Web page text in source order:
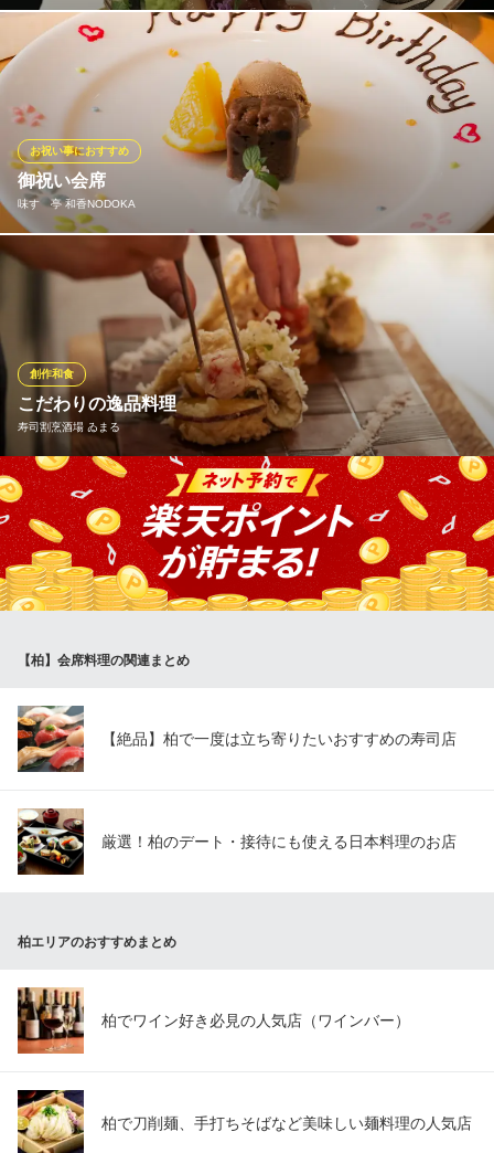
ＪＲ常磐線柏駅東口 徒歩7分
千葉県柏市中央町4-28
当店では季節の移り変わりを大事にしたこだわりの日本料理をご
提供。人気店にて総料理長も務めた店主が作る、四季折々の食材
を使用した美味しい料理の数々をご堪能いただけます。
日本料理 風の音
柏の隠れ家的日本料理店
ＪＲ常磐線柏駅 徒歩8分
千葉県柏市旭町3-3-27 ポプラコート1F
御祝い会席
味すゞ亭 和香NODOKA
お祝い事におすすめ
主役の方へはデザートプレートのサービス！ お食事は一品一品、
手の込んだお料理で彩られる本格会席です 節目の御祝い事を個
室・半個室でゆったりとお寛ぎ下さいませ
味すゞ亭 和香NODOKA
日本料理店
ＪＲ常磐線柏駅東口 徒歩5分
千葉県柏市柏4-5-24 HEISEI33 3F
こだわりの逸品料理
寿司割烹酒場 ゐまる
創作和食
四季折々の食材を全国各地から厳選し、一品一品心をこめて仕上
げた料理をご提供いたします。和牛の柔らかさと肉本来の旨み、
フォアグラの深いコクとほのかな塩気が絶妙にマッチした「和牛
とフォアグラの握り」490円（税抜）はおすすめの逸品。当店だか
らこそ味わえる、和と洋が融合した創作和食の数々をご堪能下さ
い。
寿司割烹酒場 ゐまる
ＪＲ常磐線柏駅東口 徒歩7分
千葉県柏市柏3-4-19 1F
【柏】会席料理の関連まとめ
【絶品】柏で一度は立ち寄りたいおすすめの寿司店
厳選！柏のデート・接待にも使える日本料理のお店
柏エリアのおすすめまとめ
柏でワイン好き必見の人気店（ワインバー）
柏で刀削麺、手打ちそばなど美味しい麺料理の人気店